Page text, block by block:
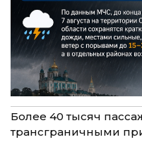
Более 40 тысяч
трансграничными